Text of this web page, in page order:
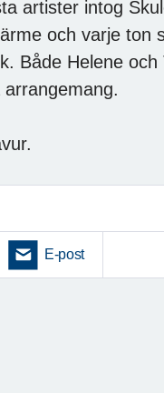
artister intog
och varje ton
Både Helene och
E-post